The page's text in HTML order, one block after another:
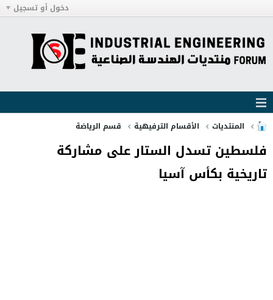
دخول أو تسجيل
المنتديات الأقسام الترفيهية قسم الرياضة
فلسطين تسدل الستار على مشاركة
تاريخية بكأس آسيا